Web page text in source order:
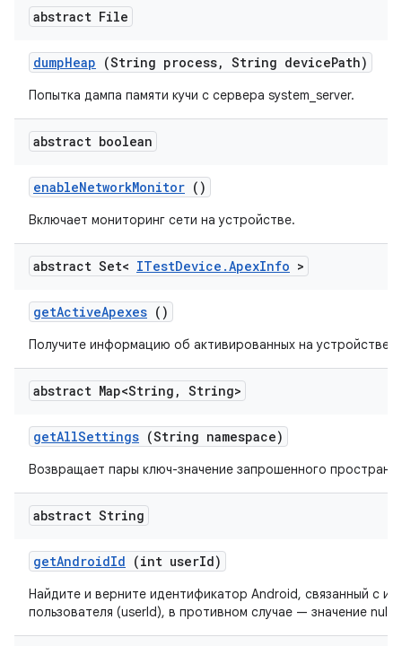
abstract File
dumpHeap (String process, String devicePath)
Попытка дампа памяти кучи с сервера system_server.
abstract boolean
enableNetworkMonitor ()
Включает мониторинг сети на устройстве.
abstract Set< ITestDevice .ApexInfo >
getActiveApexes ()
Получите информацию об активированных на устройстве
abstract Map<String , String>
getAllSettings (String namespace)
Возвращает пары ключ-значение запрошенного
abstract String
getAndroidId (int userId)
Найдите и верните идентификатор Android, связанный с
пользователя (userId), в противном случае — значение null.